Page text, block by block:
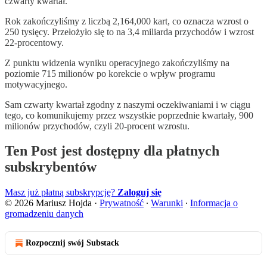
Rok zakończyliśmy z liczbą 2,164,000 kart, co oznacza wzrost o
250 tysięcy. Przełożyło się to na 3,4 miliarda przychodów i wzrost
22-procentowy.
Z punktu widzenia wyniku operacyjnego zakończyliśmy na
poziomie 715 milionów po korekcie o wpływ programu
motywacyjnego.
Sam czwarty kwartał zgodny z naszymi oczekiwaniami i w ciągu
tego, co komunikujemy przez wszystkie poprzednie kwartały, 900
milionów przychodów, czyli 20-procent wzrostu.
Ten Post jest dostępny dla płatnych
subskrybentów
Masz już płatną subskrypcję? Zaloguj się
© 2026 Mariusz Hojda · Prywatność ∙ Warunki ∙ Informacja o
gromadzeniu danych
Rozpocznij swój Substack